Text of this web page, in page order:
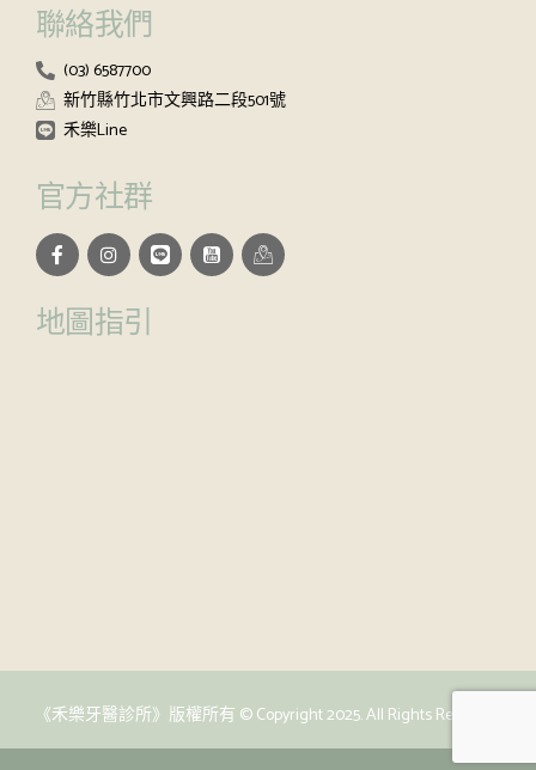
聯絡我們
(03) 6587700
新竹縣竹北市文興路二段501號
禾樂Line
官方社群
地圖指引
《禾樂牙醫診所》版權所有 © Copyright 2025. All Rights Reserved.